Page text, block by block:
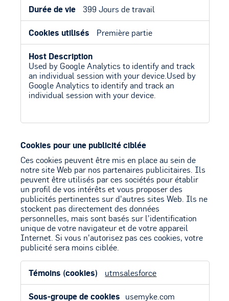
399 Jours de travail
Première partie
Used by Google Analytics to identify and track
an individual session with your device.Used by
Google Analytics to identify and track an
individual session with your device.
Cookies pour une publicité ciblée
Ces cookies peuvent être mis en place au sein de
notre site Web par nos partenaires publicitaires. Ils
peuvent être utilisés par ces sociétés pour établir
un profil de vos intérêts et vous proposer des
publicités pertinentes sur d'autres sites Web. Ils ne
stockent pas directement des données
personnelles, mais sont basés sur l'identification
unique de votre navigateur et de votre appareil
Internet. Si vous n'autorisez pas ces cookies, votre
publicité sera moins ciblée.
Cookies
pour
une
publicité
utmsalesforce
usemyke.com